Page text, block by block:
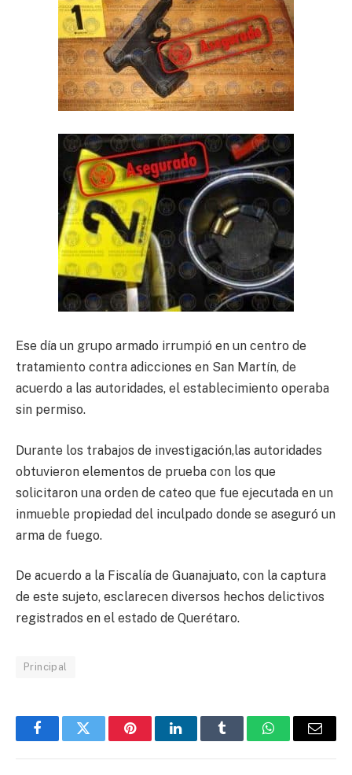
Ese día un grupo armado irrumpió en un centro de
tratamiento contra adicciones en San Martín, de
acuerdo a las autoridades, el establecimiento operaba
sin permiso.
Durante los trabajos de investigación,las autoridades
obtuvieron elementos de prueba con los que
solicitaron una orden de cateo que fue ejecutada en un
inmueble propiedad del inculpado donde se aseguró un
arma de fuego.
De acuerdo a la Fiscalía de Guanajuato, con la captura
de este sujeto, esclarecen diversos hechos delictivos
registrados en el estado de Querétaro.
Principal
FacebookTwitter PinterestLinkedInTumblr WhatsAppEmail